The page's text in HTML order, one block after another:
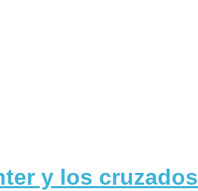
y los cruzados